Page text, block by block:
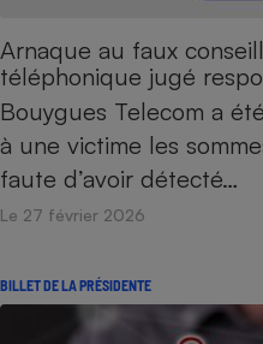
Arnaque au faux
téléphonique jugé
Bouygues Telecom a
à une victime les
faute d’avoir détecté…
Le 27 février 2026
BILLET DE LA PRÉSIDENTE